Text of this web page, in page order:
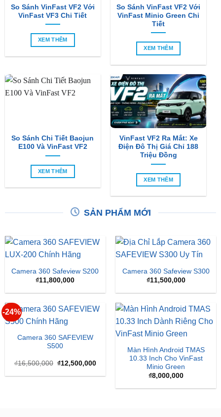
So Sánh VinFast VF2 Với
VinFast VF3 Chi Tiết
XEM THÊM
So Sánh VinFast VF2 Với
VinFast Minio Green Chi
Tiết
XEM THÊM
So Sánh Chi Tiết Baojun
E100 Và VinFast VF2
XEM THÊM
VinFast VF2 Ra Mắt: Xe
Điện Đô Thị Giá Chỉ 188
Triệu Đồng
XEM THÊM
SẢN PHẨM MỚI
Camera 360 Safeview S200
₫11,800,000
Camera 360 Safeview S300
₫11,500,000
-24%
Camera 360 SAFEVIEW
S500
₫16,500,000 Giá
là:
₫12,500,000Giá
tại
₫12,500,000.
Màn Hình Android TMAS
10.33 Inch Cho VinFast
Minio Green
₫8,000,000